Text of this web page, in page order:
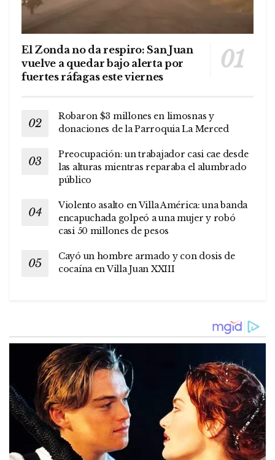
El Zonda no da respiro: San Juan
vuelve a quedar bajo alerta por
fuertes ráfagas este viernes
Robaron $3 millones en limosnas y
donaciones de la Parroquia La Merced
Preocupación: un trabajador casi cae desde
las alturas mientras reparaba el alumbrado
público
Violento asalto en Villa América: una banda
encapuchada golpeó a una mujer y robó
casi 50 millones de pesos
Cayó un hombre armado y con dosis de
cocaína en Villa Juan XXIII